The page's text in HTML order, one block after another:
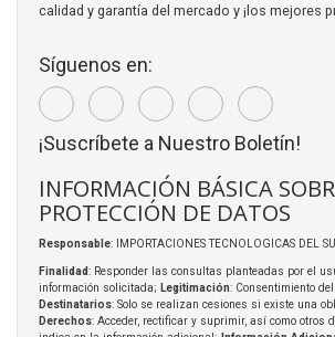
calidad y garantía del mercado y ¡los mejores
Síguenos en:
¡Suscríbete a Nuestro Boletín!
INFORMACIÓN BÁSICA
PROTECCIÓN DE DATOS
Responsable: IMPORTACIONES TECNOLOGICAS DEL
Finalidad: Responder las consultas planteadas por el
información solicitada; Legitimación: Consentimiento
Destinatarios: Solo se realizan cesiones si existe una
Derechos: Acceder, rectificar y suprimir, así como otros